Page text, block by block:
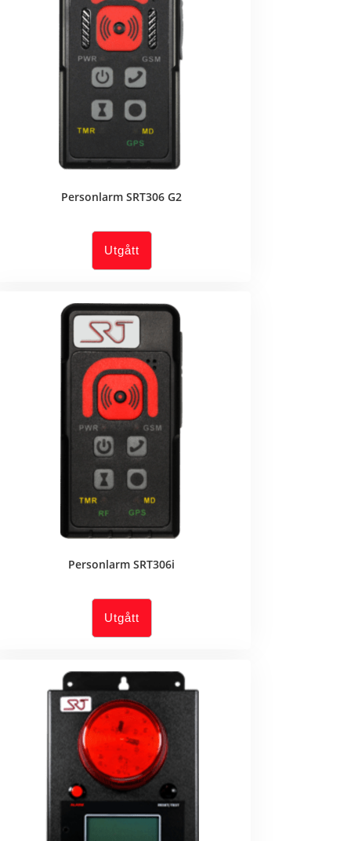
Personlarm SRT306 G2
Utgått
Personlarm SRT306i
Utgått